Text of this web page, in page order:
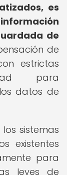
es
de
de
estrictas
para
datos de
sistemas
existentes
para
leyes de